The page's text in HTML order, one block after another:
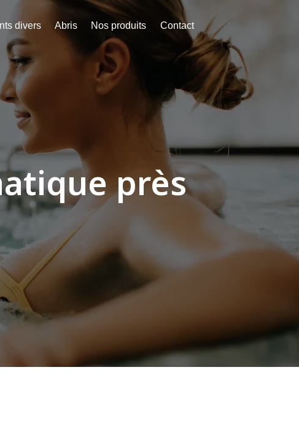
divers Abris Nos produits Contact
près